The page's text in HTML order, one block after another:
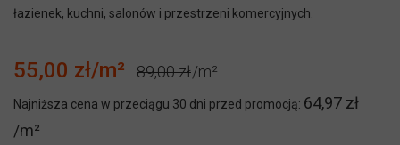
łazienek, kuchni, salonów i przestrzeni komercyjnych.
55,00 zł 89,00 zł
Najniższa cena w przeciągu 30 dni przed promocją: 64,97 zł